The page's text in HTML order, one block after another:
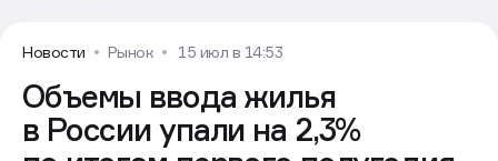
Новости Рынок 15 июл в 14:53
Объемы ввода жилья
в России упали на 2,3%